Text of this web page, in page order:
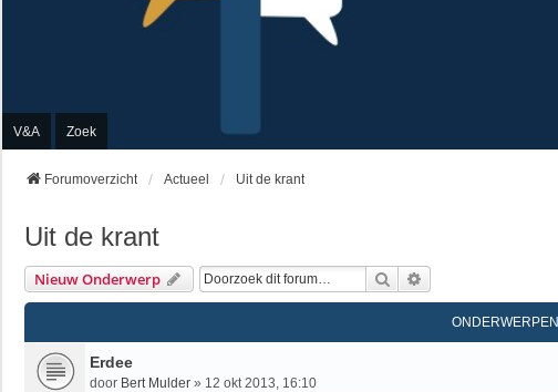
V&A Zoek
Forumoverzicht Actueel Uit de krant
Uit de krant
Nieuw Onderwerp Zoek
ONDERWERPEN
Erdee
door Bert Mulder » 12 okt 2013, 16:10